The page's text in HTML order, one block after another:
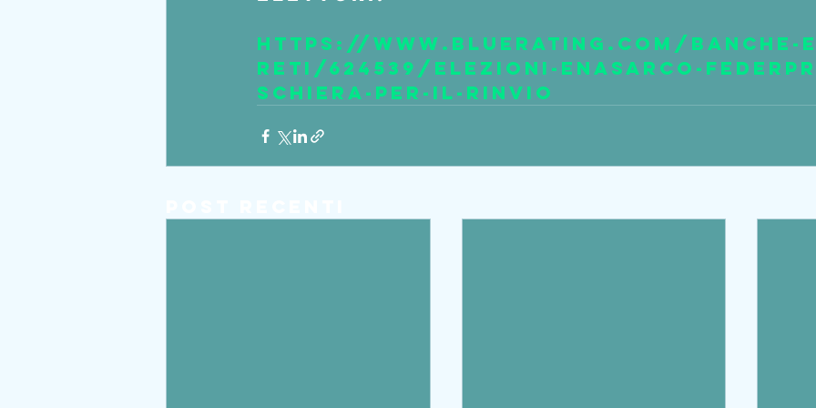
https://www.bluerating.com/banche-
reti/624539/elezioni-enasarco-
schiera-per-il-rinvio